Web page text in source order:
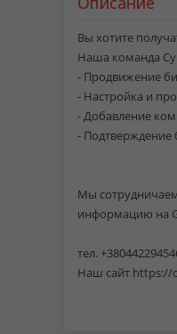
Вы хотите
Наша команда
- Продвижение
- Настройка и
- Добавление
- Подтверждение
Мы
информацию на
тел.
Наш сайт https://